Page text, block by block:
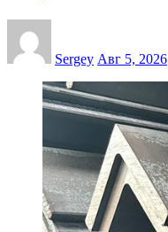
Sergey Авг 5, 2026